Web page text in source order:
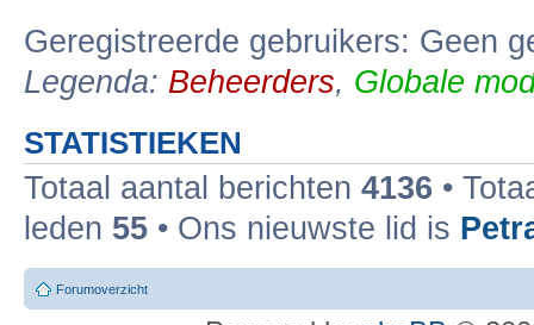
Geregistreerde gebruikers: Geen
Legenda: Beheerders, Globale
STATISTIEKEN
Totaal aantal berichten 4136 •
leden 55 • Ons nieuwste lid is
Forumoverzicht